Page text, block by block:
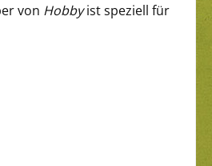
von Hobbyist speziell für